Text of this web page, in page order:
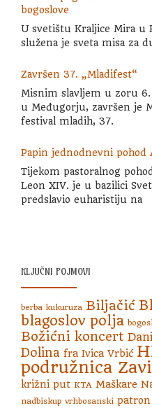
bogoslove
U svetištu Kraljice Mira u
služena je sveta misa za
Završen 37. „Mladifest“
Misnim slavljem u zoru
u Međugorju, završen je
festival mladih, 37.
Papin jednodnevni pohod
Tijekom pastoralnog
Leon XIV. je u bazilici
predslavio euharistiju na
KLJUČNI POJMOVI
berba kukuruza Biljačić
blagoslov polja
Božićni koncert
Dolina fra Ivica Vrbić
podružnica
križni put KTA Maškare
nadbiskup vrhbosanski patron